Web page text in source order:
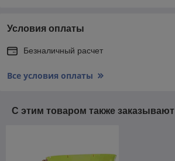
Условия оплаты
Безналичный расчет
Все условия оплаты
С этим товаром также заказывают